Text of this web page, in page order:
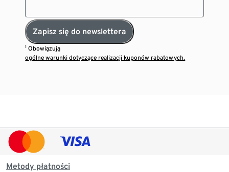
Zapisz się do newslettera
¹ Obowiązują
ogólne warunki dotyczące realizacji kuponów rabatowych.
Metody płatności